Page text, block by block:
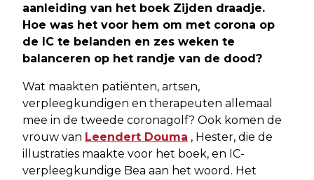
aanleiding van het boek Zijden draadje.
Hoe was het voor hem om met corona op
de IC te belanden en zes weken te
balanceren op het randje van de dood?
Wat maakten patiënten, artsen,
verpleegkundigen en therapeuten allemaal
mee in de tweede coronagolf? Ook komen de
vrouw van Leendert Douma , Hester, die de
illustraties maakte voor het boek, en IC-
verpleegkundige Bea aan het woord. Het